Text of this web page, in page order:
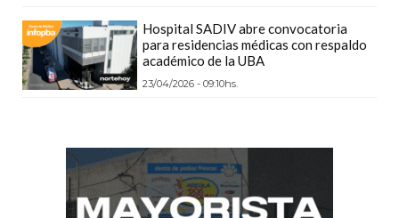
CON
PEDIDOS
POR
ONLINE
GRATIS
Hospital SADIV abre convocatoria
para residencias médicas con respaldo
académico de la UBA
23/04/2026 - 09:10hs.